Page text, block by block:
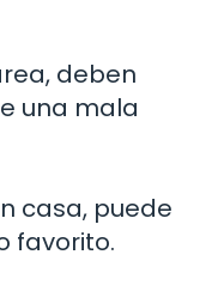
deben
una mala
casa, puede
favorito.